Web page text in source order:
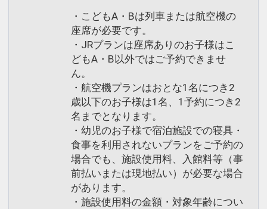
・こどもA・Bは列車または航空機の
座席が必要です。
・JRプランは座席ありのお子様はこ
どもA・B以外ではご予約できませ
ん。
・航空機プランはおとな1名につき2
歳以下のお子様は1名、1予約につき2
名までとなります。
・幼児のお子様で宿泊施設での寝具・
食事を利用されないプランをご予約の
場合でも、施設使用料、入館料等（事
前払いまたは現地払い）が必要な場合
があります。
・施設使用料の金額・対象年齢につい